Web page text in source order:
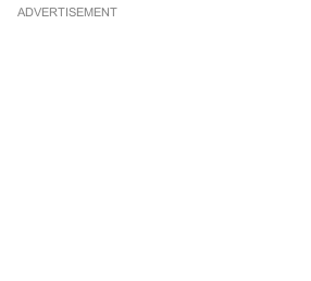
ADVERTISEMENT